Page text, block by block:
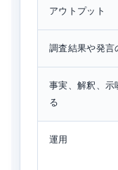
アウトプット
調査結果や発言
事実、解釈、示
る
運用